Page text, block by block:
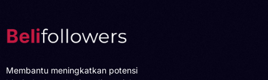
Membantu meningkatkan potensi